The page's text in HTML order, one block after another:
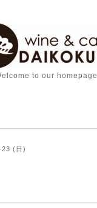
to our homepage
(日)